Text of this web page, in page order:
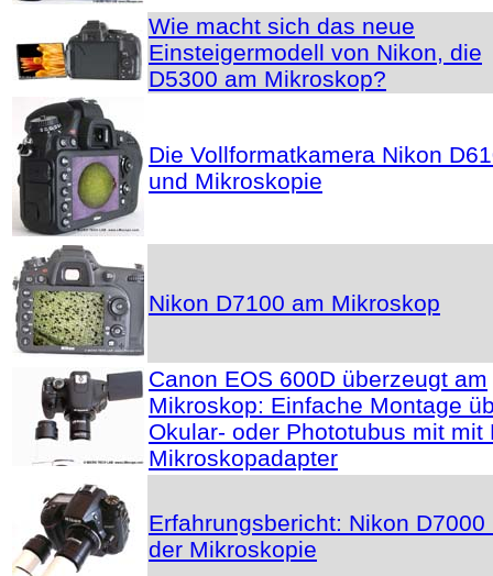
Wie macht sich das neue
Einsteigermodell von Nikon, die
D5300 am Mikroskop?
Die Vollformatkamera Nikon
und Mikroskopie
Nikon D7100 am Mikroskop
Canon EOS 600D überzeugt am
Mikroskop: Einfache Montage
Okular- oder Phototubus mit mit
Mikroskopadapter
Erfahrungsbericht: Nikon D7000
der Mikroskopie